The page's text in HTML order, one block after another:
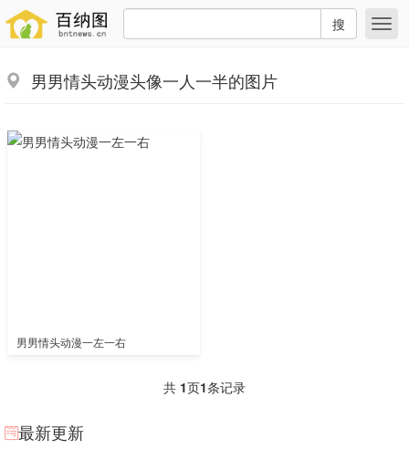
搜
男男情头动漫头像一人一半的图片
男男情头动漫一左一右
共 1页1条记录
最新更新